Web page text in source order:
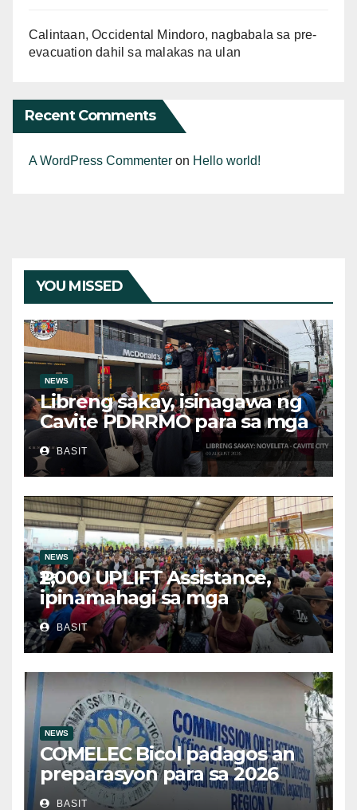
Calintaan, Occidental Mindoro, nagbabala sa pre-
evacuation dahil sa malakas na ulan
Recent Comments
A WordPress Commenter on Hello world!
YOU MISSED
NEWS
Libreng sakay, isinagawa ng
Cavite PDRRMO para sa mga
stranded na commuter
BASIT
NEWS
₱2,000 UPLIFT Assistance,
ipinamahagi sa mga
kwalipikadong benepisyaryo
sa Victoria, Oriental Mindoro
BASIT
NEWS
COMELEC Bicol padagos an
preparasyon para sa 2026
BSKE
BASIT